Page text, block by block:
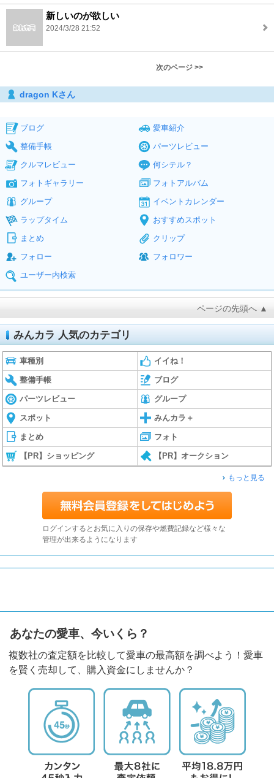
新しいのが欲しい
2024/3/28 21:52
次のページ >>
dragon Kさん
ブログ
愛車紹介
整備手帳
パーツレビュー
クルマレビュー
何シテル？
フォトギャラリー
フォトアルバム
グループ
イベントカレンダー
ラップタイム
おすすめスポット
まとめ
クリップ
フォロー
フォロワー
ユーザー内検索
ページの先頭へ ▲
みんカラ 人気のカテゴリ
車種別 イイね！
整備手帳 ブログ
パーツレビュー グループ
スポット みんカラ＋
まとめ フォト
【PR】ショッピング 【PR】オークション
もっと見る
ログインするとお気に入りの保存や燃費記録など様々な
管理が出来るようになります
あなたの愛車、今いくら？
複数社の査定額を比較して愛車の最高額を調べよう！愛車
を賢く売却して、購入資金にしませんか？